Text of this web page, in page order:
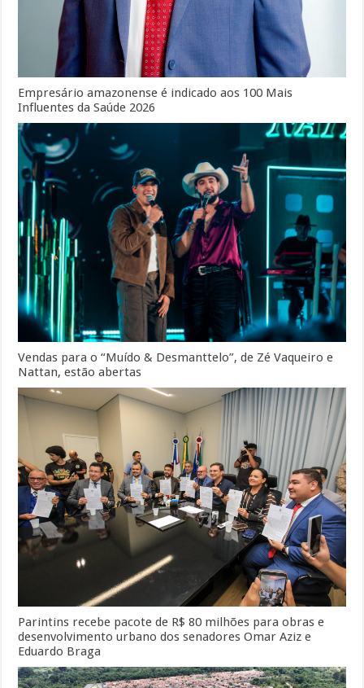
Empresário amazonense é indicado aos 100 Mais
Influentes da Saúde 2026
Vendas para o “Muído & Desmanttelo”, de Zé Vaqueiro e
Nattan, estão abertas
Parintins recebe pacote de R$ 80 milhões para obras e
desenvolvimento urbano dos senadores Omar Aziz e
Eduardo Braga